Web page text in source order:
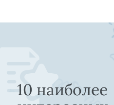
10 наиболее